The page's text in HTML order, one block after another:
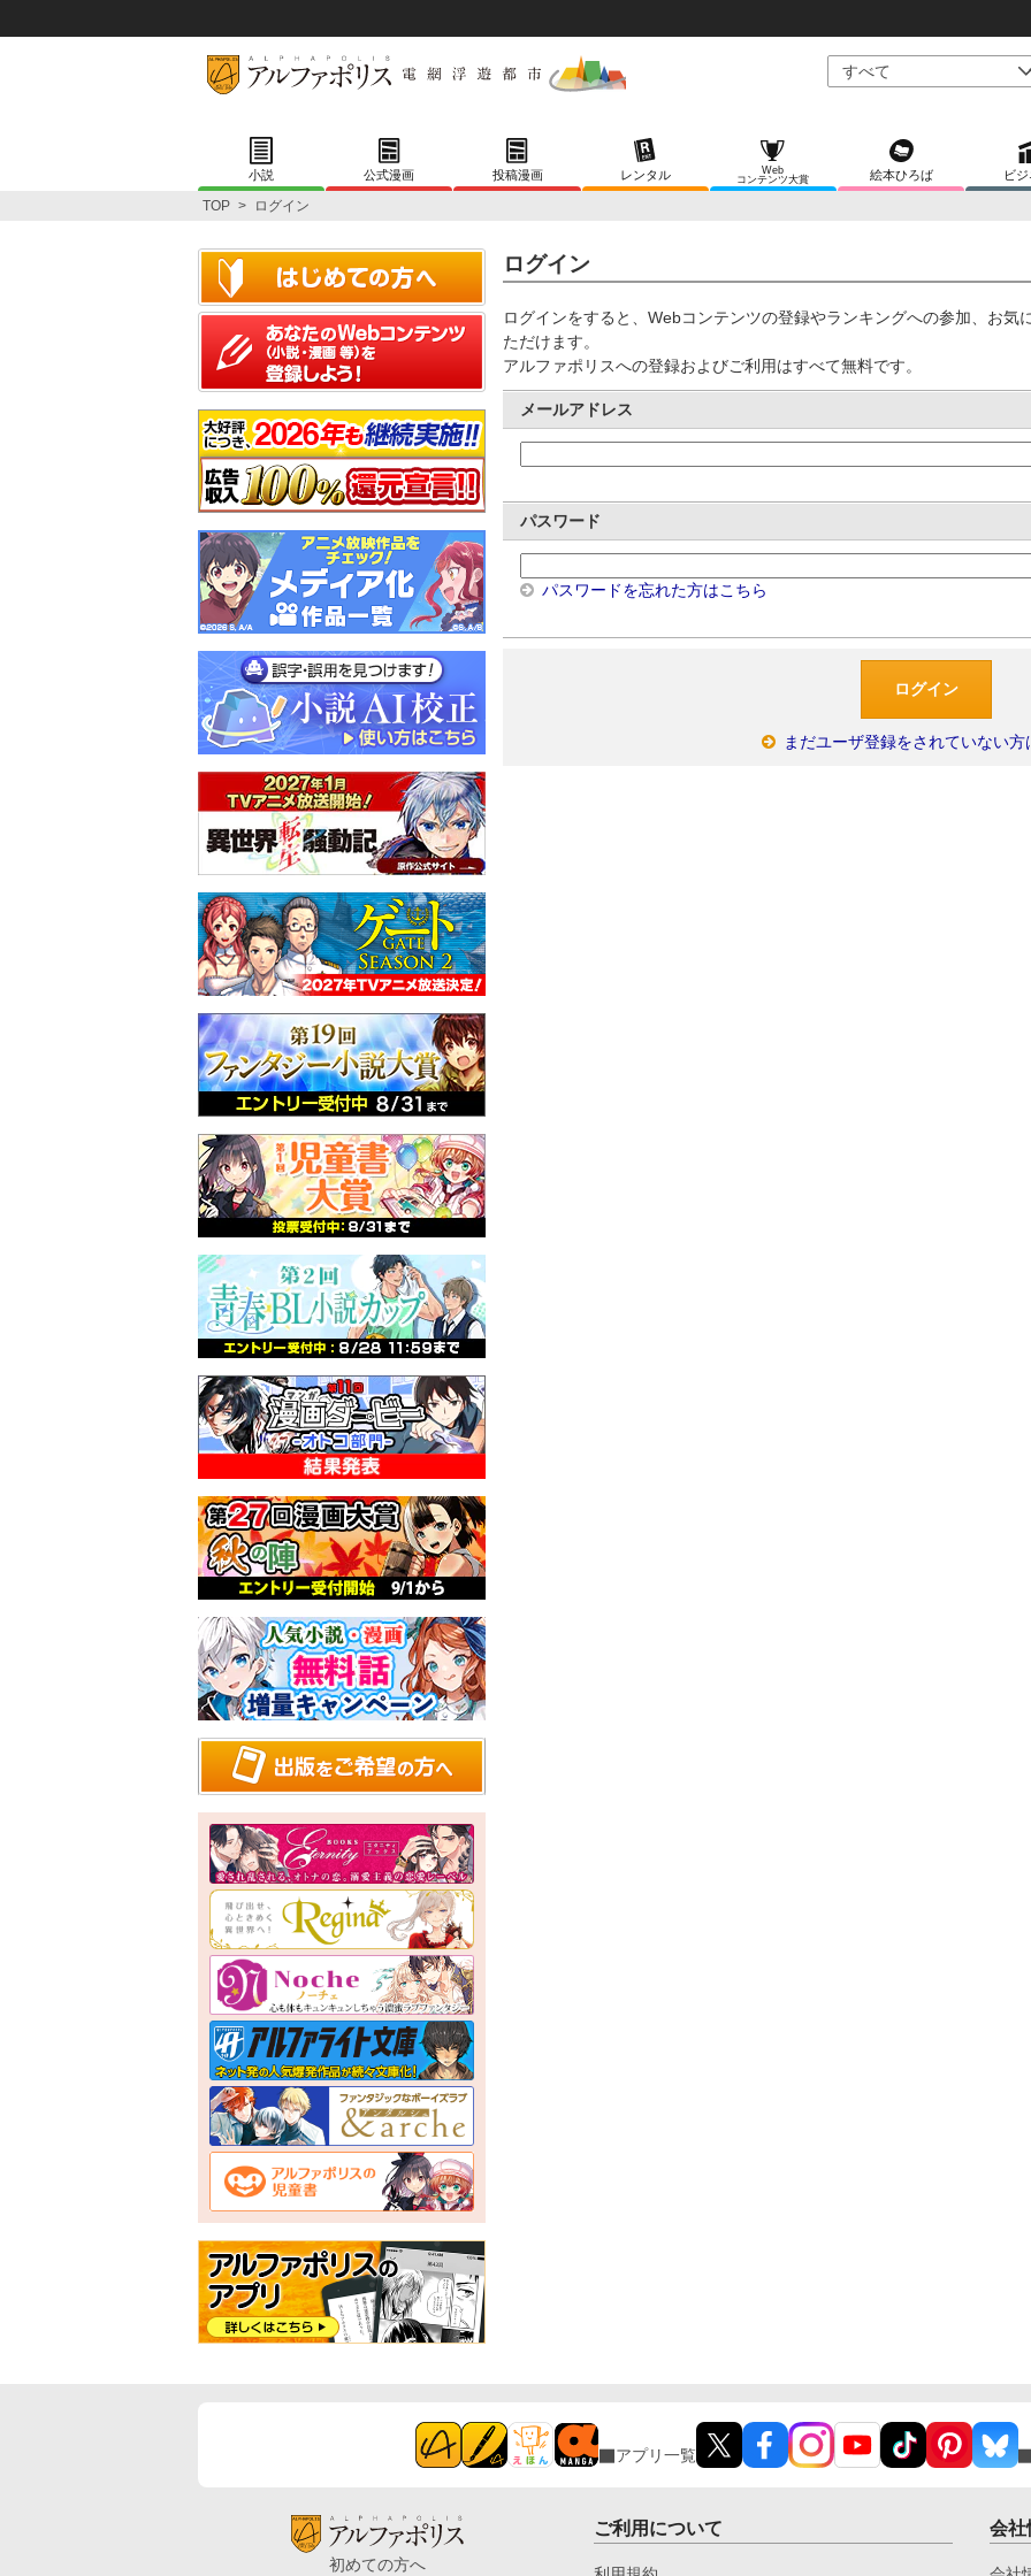
小説 公式漫画 投稿漫画 レンタル
Web
コンテンツ大賞
絵本ひろば ビ
TOP > ログイン
ログイン
ログインをすると、Webコンテンツの登録やランキングへの参加、お気
ただけます。
アルファポリスへの登録およびご利用はすべて無料です。
メールアドレス
パスワード
パスワードを忘れた方はこちら
まだユーザ登録をされていない方
アプリ一覧
初めての方へ
ご利用について 会社